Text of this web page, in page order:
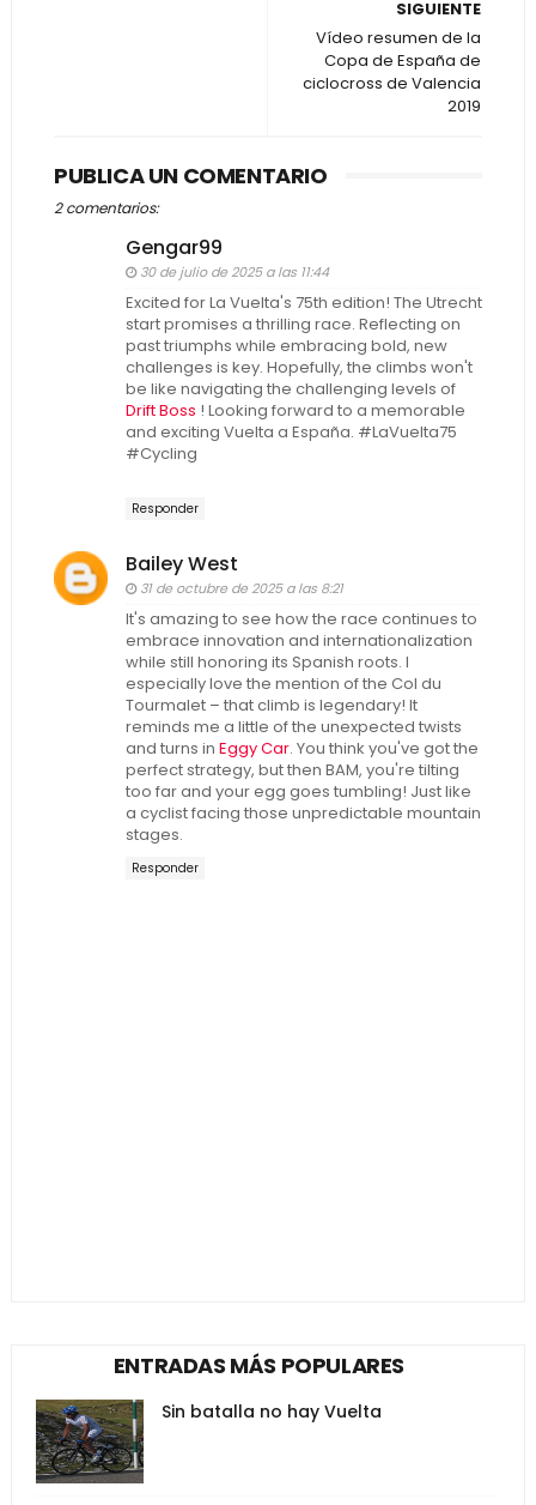
SIGUIENTE
Vídeo resumen de la
Copa de España de
ciclocross de Valencia
2019
PUBLICA UN COMENTARIO
2 comentarios:
Gengar99
30 de julio de 2025 a las 11:44
Excited for La Vuelta's 75th edition! The Utrecht
start promises a thrilling race. Reflecting on
past triumphs while embracing bold, new
challenges is key. Hopefully, the climbs won't
be like navigating the challenging levels of
Drift Boss ! Looking forward to a memorable
and exciting Vuelta a España. #LaVuelta75
#Cycling
Responder
Bailey West
31 de octubre de 2025 a las 8:21
It's amazing to see how the race continues to
embrace innovation and internationalization
while still honoring its Spanish roots. I
especially love the mention of the Col du
Tourmalet – that climb is legendary! It
reminds me a little of the unexpected twists
and turns in Eggy Car. You think you've got the
perfect strategy, but then BAM, you're tilting
too far and your egg goes tumbling! Just like
a cyclist facing those unpredictable mountain
stages.
Responder
ENTRADAS MÁS POPULARES
Sin batalla no hay Vuelta